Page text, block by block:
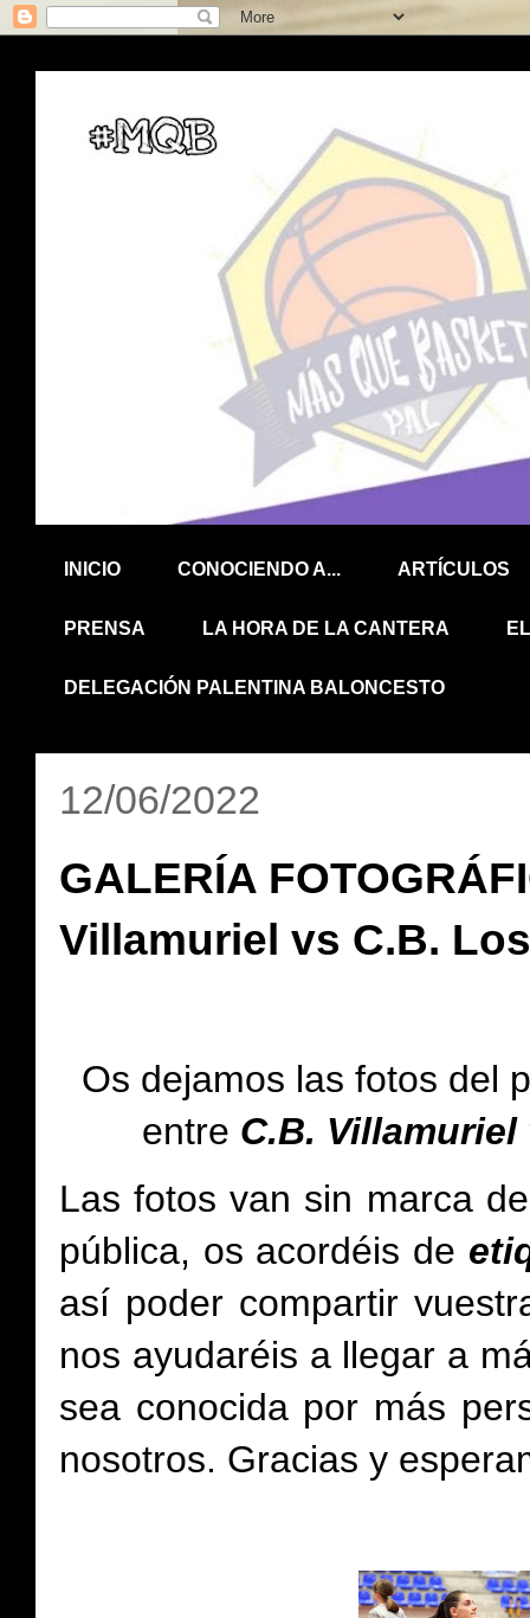
INICIO CONOCIENDO A... ARTÍCULOS
PRENSA LA HORA DE LA CANTERA
DELEGACIÓN PALENTINA BALONCESTO
12/06/2022
GALERÍA
Villamuriel vs C.B.
Os dejamos las fotos del
entre C.B.
Las fotos van sin marca
pública, os acordéis de
así poder compartir
nos ayudaréis a llegar a
sea conocida por más
nosotros. Gracias y